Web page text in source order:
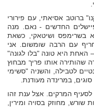
ברוטב אסיאתי, עם פירורי
החדשים - נאם. מנה
בשרימפס ושיטאקי, כשאת
עם הרבה שומשום. אני
האחת היא טונה "בלו לגונה"
שהותירה אותו פריך מבחוץ
לטבילה, והשניה "סשימי
במרינדה מעודנת.
המרקים. אצל ענת זהו
שורש, מחוזק בסויה ומירין,